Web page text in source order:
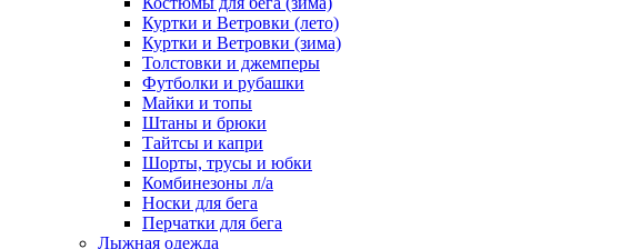
Куртки и Ветровки (лето)
Куртки и Ветровки (зима)
Толстовки и джемперы
Футболки и рубашки
Майки и топы
Штаны и брюки
Тайтсы и капри
Шорты, трусы и юбки
Комбинезоны л/а
Носки для бега
Перчатки для бега
Лыжная одежда